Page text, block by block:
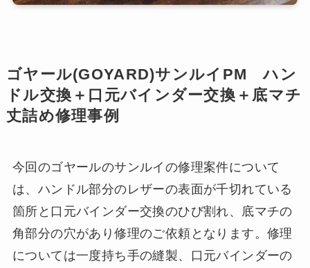
ゴヤール(GOYARD)サンルイPM ハン
ドル交換＋口元バインダー交換＋底マチ
丈詰め修理事例
今回のゴヤールのサンルイの修理案件について
は、ハンドル部分のレザーの表面が千切れている
箇所と口元バインダー交換のひび割れ、底マチの
角部分の穴があり修理のご依頼となります。修理
については一度持ち手の縫製、口元バインダーの